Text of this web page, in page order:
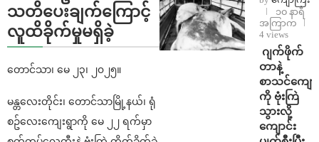
သတိပေးချက်ကြောင့်
လူထိခိုက်မှုမရှိခဲ့
တောင်သာ၊ မေ ၂၃၊ ၂၀၂၅။
မန္တလေးတိုင်း၊ တောင်သာမြို့နယ်၊ ရုံ
စဥ်လေးကျေးရွာကို မေ ၂၂ ရက်မှာ
၁၀ နာရီ
အကြာက
4 views
⁨⁩ ⁨ဂျက်ဖိုက်
တာနဲ့
စာသင်ကျော
ကို ဗုံးကြဲ
သွားလို့
ကျောင်း